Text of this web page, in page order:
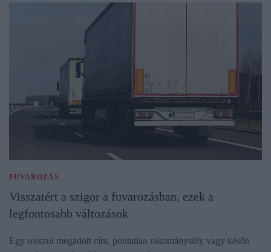
FUVAROZÁS
Visszatért a szigor a fuvarozásban, ezek a
legfontosabb változások
Egy rosszul megadott cím, pontatlan rakománysúly vagy későn